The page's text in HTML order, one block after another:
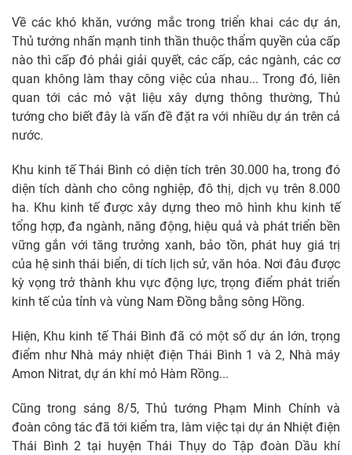
Về các khó khăn, vướng mắc trong triển khai các dự án,
Thủ tướng nhấn mạnh tinh thần thuộc thẩm quyền của cấp
nào thì cấp đó phải giải quyết, các cấp, các ngành, các cơ
quan không làm thay công việc của nhau... Trong đó, liên
quan tới các mỏ vật liệu xây dựng thông thường, Thủ
tướng cho biết đây là vấn đề đặt ra với nhiều dự án trên cả
nước.
Khu kinh tế Thái Bình có diện tích trên 30.000 ha, trong đó
diện tích dành cho công nghiệp, đô thị, dịch vụ trên 8.000
ha. Khu kinh tế được xây dựng theo mô hình khu kinh tế
tổng hợp, đa ngành, năng động, hiệu quả và phát triển bền
vững gắn với tăng trưởng xanh, bảo tồn, phát huy giá trị
của hệ sinh thái biển, di tích lịch sử, văn hóa. Nơi đâu được
kỳ vọng trở thành khu vực động lực, trọng điểm phát triển
kinh tế của tỉnh và vùng Nam Đồng bằng sông Hồng.
Hiện, Khu kinh tế Thái Bình đã có một số dự án lớn, trọng
điểm như Nhà máy nhiệt điện Thái Bình 1 và 2, Nhà máy
Amon Nitrat, dự án khí mỏ Hàm Rồng...
Cũng trong sáng 8/5, Thủ tướng Phạm Minh Chính và
đoàn công tác đã tới kiểm tra, làm việc tại dự án Nhiệt điện
Thái Bình 2 tại huyện Thái Thụy do Tập đoàn Dầu khí